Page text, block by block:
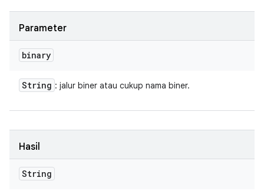
Parameter
binary
String : jalur biner atau cukup nama biner.
Hasil
String